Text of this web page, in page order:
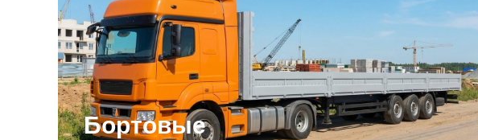
Бортовые